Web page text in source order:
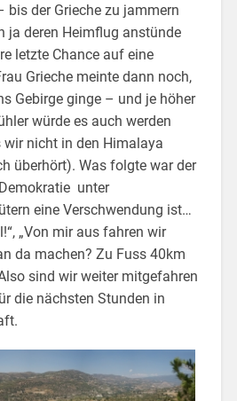
bis der Grieche zu jammern
ja deren Heimflug anstünde
letzte Chance auf eine
Grieche meinte dann noch,
Gebirge ginge – und je höher
würde es auch werden
wir nicht in den Himalaya
überhört). Was folgte war der
unter
eine Verschwendung ist…
„Von mir aus fahren wir
da machen? Zu Fuss 40km
sind wir weiter mitgefahren
die nächsten Stunden in